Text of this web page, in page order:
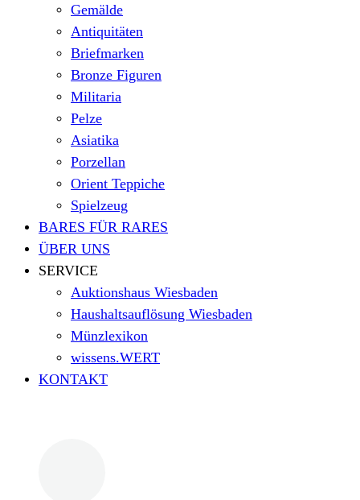
Gemälde
Antiquitäten
Briefmarken
Bronze Figuren
Militaria
Pelze
Asiatika
Porzellan
Orient Teppiche
Spielzeug
BARES FÜR RARES
ÜBER UNS
SERVICE
Auktionshaus Wiesbaden
Haushaltsauflösung Wiesbaden
Münzlexikon
wissens.WERT
KONTAKT